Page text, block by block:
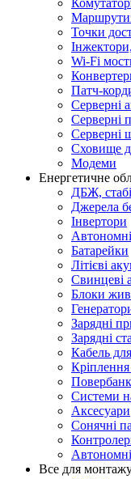
Точки
Wi-Fi
Патч-
Серверні
Серверні
Серверні
Сховище
Модеми
Енергетичне
ДБЖ,
Джерела
Інвертори
Батарейки
Літієві
Свинцеві
Блоки
Зарядні
Зарядні
Кабель
Системи
Аксесуари
Сонячні
Все для